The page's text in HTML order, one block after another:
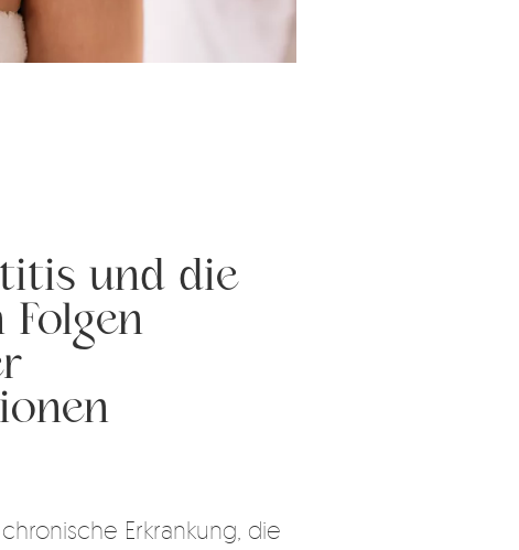
und die
Erkrankung, die